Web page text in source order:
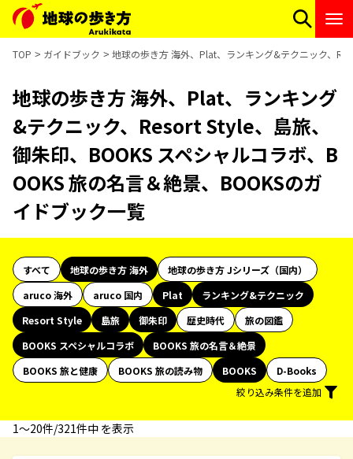
TOP ガイドブック 地球の歩き方 海外、Plat、ランキング&テクニック、
地球の歩き方 海外、Plat、ランキング
&テクニック、Resort Style、島旅、
御朱印、BOOKS スペシャルコラボ、B
OOKS 旅の名言＆絶景、BOOKSのガ
イドブック一覧
すべて 地球の歩き方 海外
地球の歩き方 Jシリーズ（国内）
aruco 海外
aruco 国内 Plat
ランキング&テクニック
Resort Style
島旅 御朱印 歴史時代
旅の図鑑
BOOKS スペシャルコラボ
BOOKS 旅の名言＆絶景
BOOKS 旅と健康
BOOKS 旅の読み物 BOOKS
D-Books
絞り込み条件を追加
1〜20件/321件中 を表示